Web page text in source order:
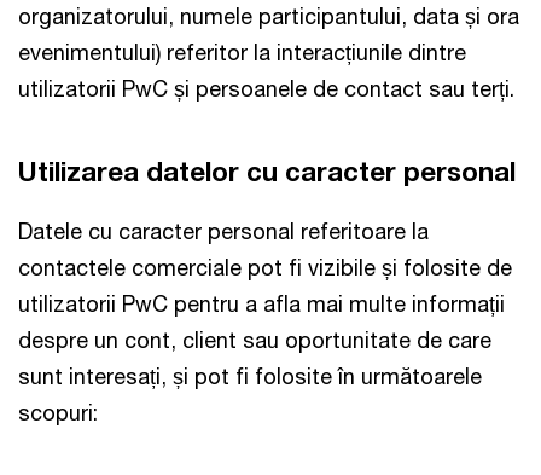
organizatorului, numele participantului, data și ora
evenimentului) referitor la interacțiunile dintre
utilizatorii PwC și persoanele de contact sau terți.
Utilizarea datelor cu caracter personal
Datele cu caracter personal referitoare la
contactele comerciale pot fi vizibile și folosite de
utilizatorii PwC pentru a afla mai multe informații
despre un cont, client sau oportunitate de care
sunt interesați, și pot fi folosite în următoarele
scopuri: